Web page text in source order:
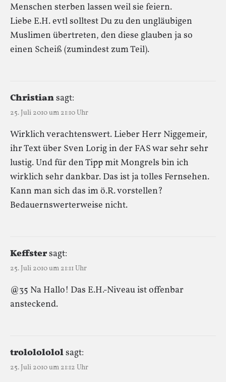
Menschen sterben lassen weil sie feiern.
Liebe E.H. evtl solltest Du zu den ungläubigen
Muslimen übertreten, den diese glauben ja so
einen Scheiß (zumindest zum Teil).
Christiansagt:
25. Juli 2010 um 21:10 Uhr
Wirklich verachtenswert. Lieber Herr Niggemeir,
ihr Text über Sven Lorig in der FAS war sehr sehr
lustig. Und für den Tipp mit Mongrels bin ich
wirklich sehr dankbar. Das ist ja tolles Fernsehen.
Kann man sich das im ö.R. vorstellen?
Bedauernswerterweise nicht.
Keffstersagt:
25. Juli 2010 um 21:11 Uhr
@35 Na Hallo! Das E.H.-Niveau ist offenbar
ansteckend.
trolololololsagt:
25. Juli 2010 um 21:12 Uhr